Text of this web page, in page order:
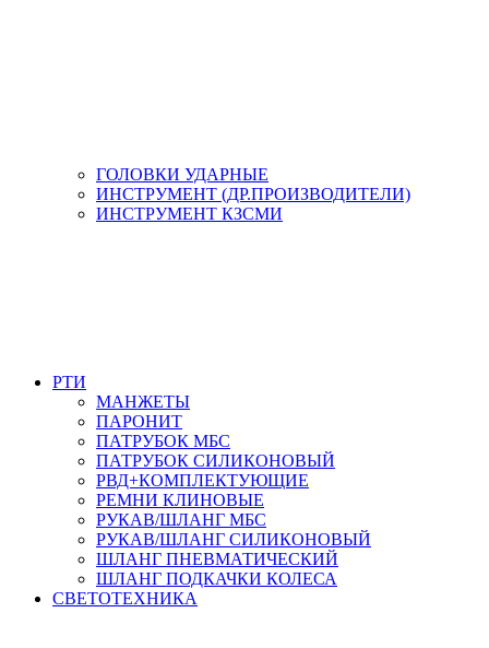
ГОЛОВКИ УДАРНЫЕ
ИНСТРУМЕНТ (ДР.ПРОИЗВОДИТЕЛИ)
ИНСТРУМЕНТ КЗСМИ
РТИ
МАНЖЕТЫ
ПАРОНИТ
ПАТРУБОК МБС
ПАТРУБОК СИЛИКОНОВЫЙ
РВД+КОМПЛЕКТУЮЩИЕ
РЕМНИ КЛИНОВЫЕ
РУКАВ/ШЛАНГ МБС
РУКАВ/ШЛАНГ СИЛИКОНОВЫЙ
ШЛАНГ ПНЕВМАТИЧЕСКИЙ
ШЛАНГ ПОДКАЧКИ КОЛЕСА
СВЕТОТЕХНИКА